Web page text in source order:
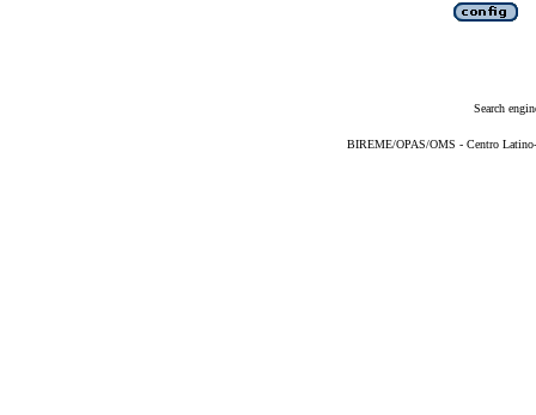
Search
BIREME/OPAS/OMS - Centro Latino-